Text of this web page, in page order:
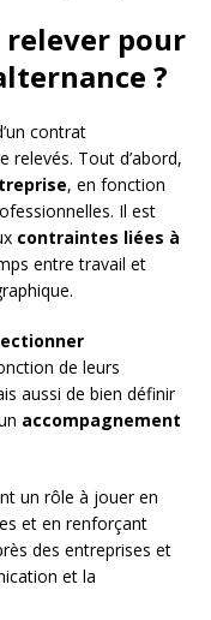
relever pour
?
contrat
relevés. Tout d’abord,
, en fonction
Il est
contraintes liées à
entre travail et
de leurs
aussi de bien définir
accompagnement
un rôle à jouer en
et en renforçant
des entreprises et
et la